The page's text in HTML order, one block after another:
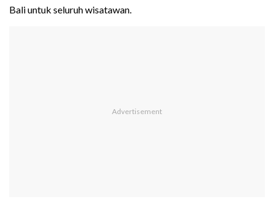
Bali untuk seluruh wisatawan.